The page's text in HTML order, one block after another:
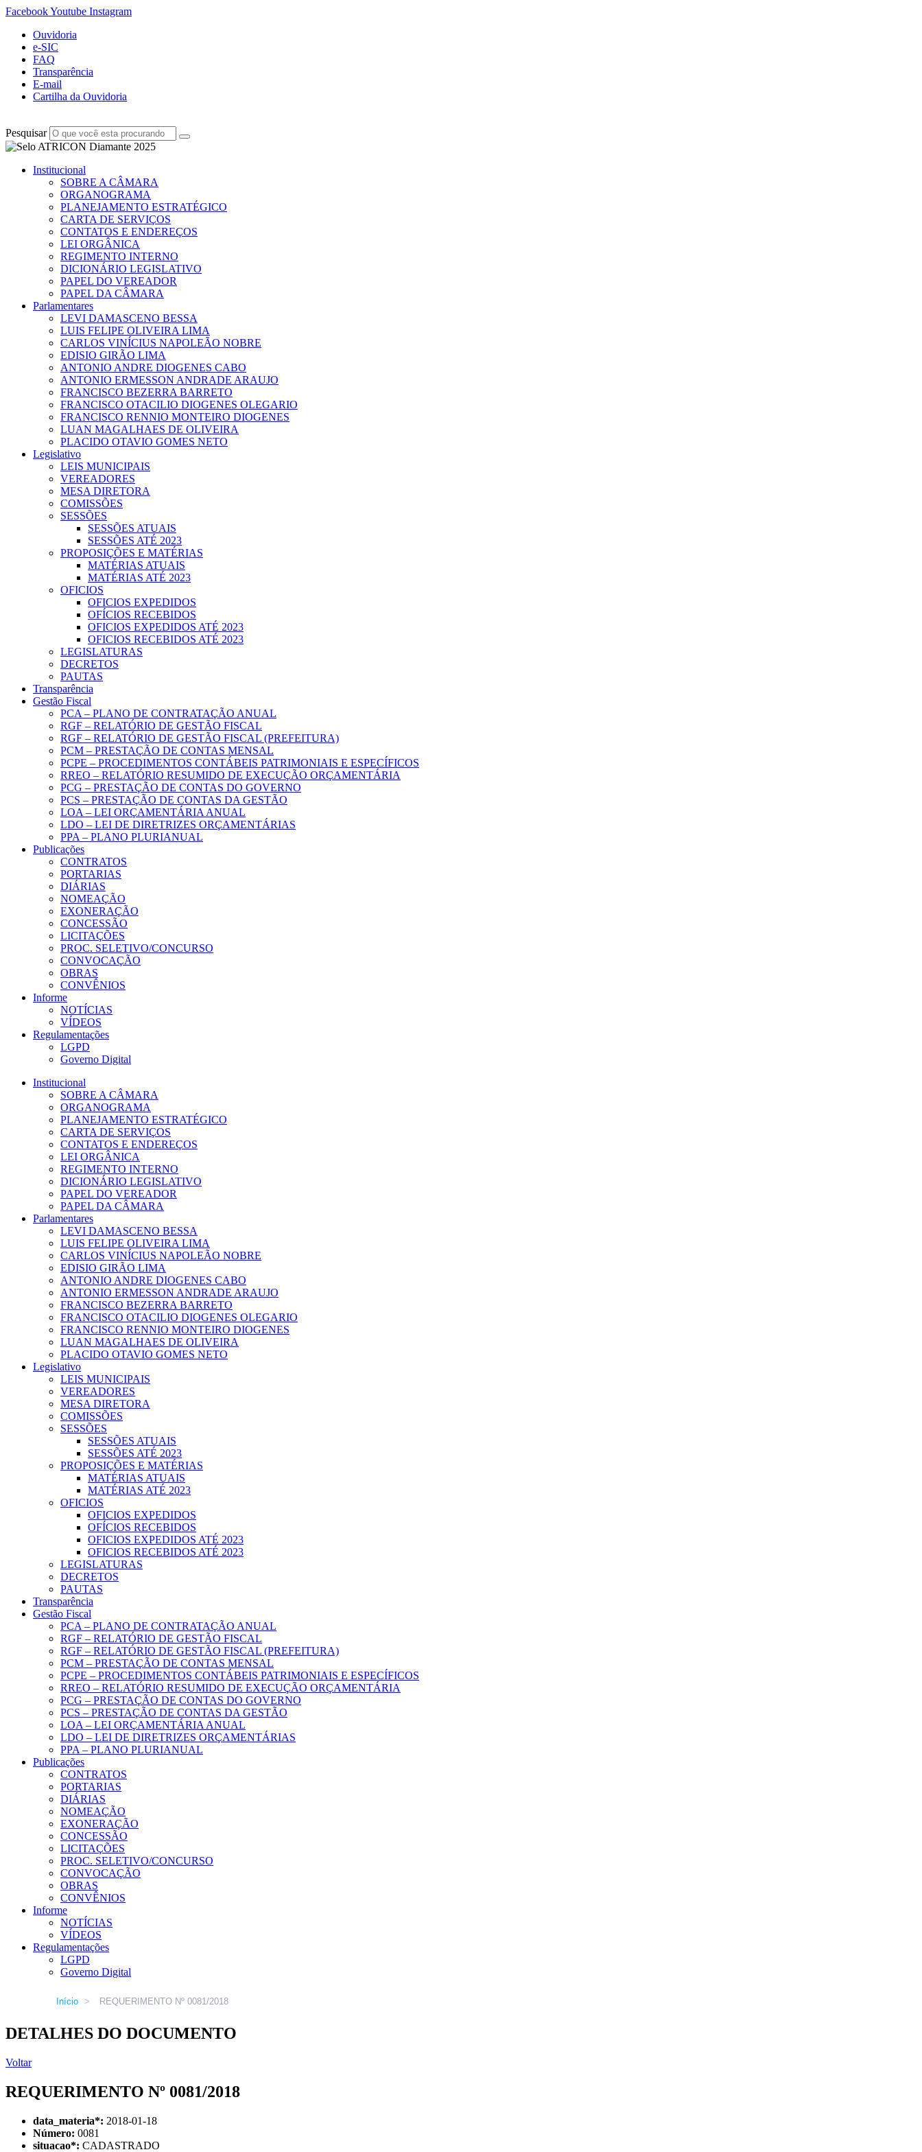
FacebookYoutube Instagram
Ouvidoria
e-SIC
FAQ
Transparência
E-mail
Cartilha da Ouvidoria
Pesquisar
Institucional
SOBRE A CÂMARA
ORGANOGRAMA
PLANEJAMENTO ESTRATÉGICO
CARTA DE SERVIÇOS
CONTATOS E ENDEREÇOS
LEI ORGÂNICA
REGIMENTO INTERNO
DICIONÁRIO LEGISLATIVO
PAPEL DO VEREADOR
PAPEL DA CÂMARA
Parlamentares
LEVI DAMASCENO BESSA
LUIS FELIPE OLIVEIRA LIMA
CARLOS VINÍCIUS NAPOLEÃO NOBRE
EDISIO GIRÃO LIMA
ANTONIO ANDRE DIOGENES CABO
ANTONIO ERMESSON ANDRADE ARAUJO
FRANCISCO BEZERRA BARRETO
FRANCISCO OTACILIO DIOGENES OLEGARIO
FRANCISCO RENNIO MONTEIRO DIOGENES
LUAN MAGALHAES DE OLIVEIRA
PLACIDO OTAVIO GOMES NETO
Legislativo
LEIS MUNICIPAIS
VEREADORES
MESA DIRETORA
COMISSÕES
SESSÕES
SESSÕES ATUAIS
SESSÕES ATÉ 2023
PROPOSIÇÕES E MATÉRIAS
MATÉRIAS ATUAIS
MATÉRIAS ATÉ 2023
OFICIOS
OFICIOS EXPEDIDOS
OFÍCIOS RECEBIDOS
OFICIOS EXPEDIDOS ATÉ 2023
OFICIOS RECEBIDOS ATÉ 2023
LEGISLATURAS
DECRETOS
PAUTAS
Transparência
Gestão Fiscal
PCA – PLANO DE CONTRATAÇÃO ANUAL
RGF – RELATÓRIO DE GESTÃO FISCAL
RGF – RELATÓRIO DE GESTÃO FISCAL (PREFEITURA)
PCM – PRESTAÇÃO DE CONTAS MENSAL
PCPE – PROCEDIMENTOS CONTÁBEIS PATRIMONIAIS E ESPECÍFICOS
RREO – RELATÓRIO RESUMIDO DE EXECUÇÃO ORÇAMENTÁRIA
PCG – PRESTAÇÃO DE CONTAS DO GOVERNO
PCS – PRESTAÇÃO DE CONTAS DA GESTÃO
LOA – LEI ORÇAMENTÁRIA ANUAL
LDO – LEI DE DIRETRIZES ORÇAMENTÁRIAS
PPA – PLANO PLURIANUAL
Publicações
CONTRATOS
PORTARIAS
DIÁRIAS
NOMEAÇÃO
EXONERAÇÃO
CONCESSÃO
LICITAÇÕES
PROC. SELETIVO/CONCURSO
CONVOCAÇÃO
OBRAS
CONVÊNIOS
Informe
NOTÍCIAS
VÍDEOS
Regulamentações
LGPD
Governo Digital
Institucional
SOBRE A CÂMARA
ORGANOGRAMA
PLANEJAMENTO ESTRATÉGICO
CARTA DE SERVIÇOS
CONTATOS E ENDEREÇOS
LEI ORGÂNICA
REGIMENTO INTERNO
DICIONÁRIO LEGISLATIVO
PAPEL DO VEREADOR
PAPEL DA CÂMARA
Parlamentares
LEVI DAMASCENO BESSA
LUIS FELIPE OLIVEIRA LIMA
CARLOS VINÍCIUS NAPOLEÃO NOBRE
EDISIO GIRÃO LIMA
ANTONIO ANDRE DIOGENES CABO
ANTONIO ERMESSON ANDRADE ARAUJO
FRANCISCO BEZERRA BARRETO
FRANCISCO OTACILIO DIOGENES OLEGARIO
FRANCISCO RENNIO MONTEIRO DIOGENES
LUAN MAGALHAES DE OLIVEIRA
PLACIDO OTAVIO GOMES NETO
Legislativo
LEIS MUNICIPAIS
VEREADORES
MESA DIRETORA
COMISSÕES
SESSÕES
SESSÕES ATUAIS
SESSÕES ATÉ 2023
PROPOSIÇÕES E MATÉRIAS
MATÉRIAS ATUAIS
MATÉRIAS ATÉ 2023
OFICIOS
OFICIOS EXPEDIDOS
OFÍCIOS RECEBIDOS
OFICIOS EXPEDIDOS ATÉ 2023
OFICIOS RECEBIDOS ATÉ 2023
LEGISLATURAS
DECRETOS
PAUTAS
Transparência
Gestão Fiscal
PCA – PLANO DE CONTRATAÇÃO ANUAL
RGF – RELATÓRIO DE GESTÃO FISCAL
RGF – RELATÓRIO DE GESTÃO FISCAL (PREFEITURA)
PCM – PRESTAÇÃO DE CONTAS MENSAL
PCPE – PROCEDIMENTOS CONTÁBEIS PATRIMONIAIS E ESPECÍFICOS
RREO – RELATÓRIO RESUMIDO DE EXECUÇÃO ORÇAMENTÁRIA
PCG – PRESTAÇÃO DE CONTAS DO GOVERNO
PCS – PRESTAÇÃO DE CONTAS DA GESTÃO
LOA – LEI ORÇAMENTÁRIA ANUAL
LDO – LEI DE DIRETRIZES ORÇAMENTÁRIAS
PPA – PLANO PLURIANUAL
Publicações
CONTRATOS
PORTARIAS
DIÁRIAS
NOMEAÇÃO
EXONERAÇÃO
CONCESSÃO
LICITAÇÕES
PROC. SELETIVO/CONCURSO
CONVOCAÇÃO
OBRAS
CONVÊNIOS
Informe
NOTÍCIAS
VÍDEOS
Regulamentações
LGPD
Governo Digital
Início > REQUERIMENTO Nº 0081/2018
DETALHES DO DOCUMENTO
Voltar
REQUERIMENTO Nº 0081/2018
data_materia*: 2018-01-18
Número: 0081
situacao*: CADASTRADO